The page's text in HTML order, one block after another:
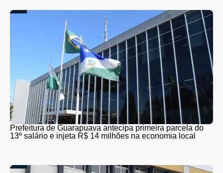
Prefeitura de Guarapuava antecipa primeira parcela do
13º salário e injeta R$ 14 milhões na economia local